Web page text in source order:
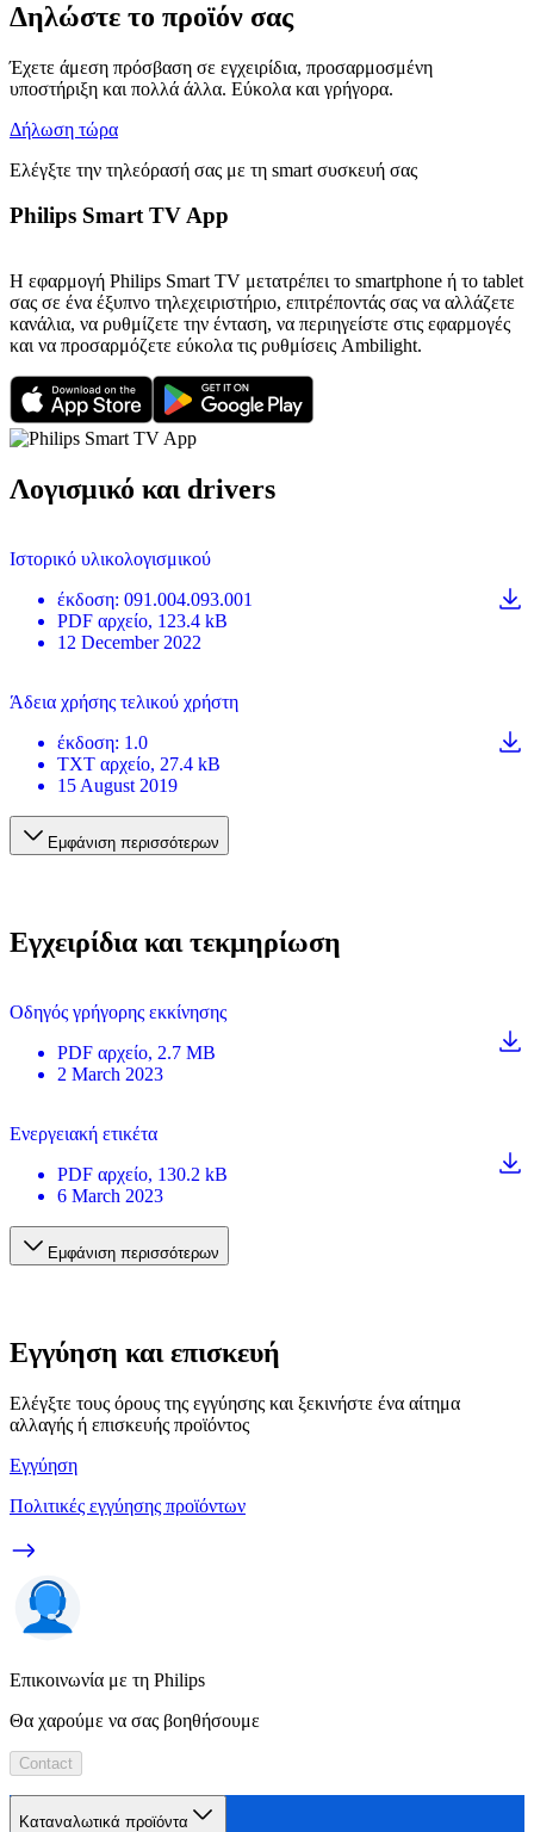
Δηλώστε το προϊόν σας
Έχετε άμεση πρόσβαση σε εγχειρίδια, προσαρμοσμένη
υποστήριξη και πολλά άλλα. Εύκολα και γρήγορα.
Δήλωση τώρα
Ελέγξτε την τηλεόρασή σας με τη smart συσκευή σας
Philips Smart TV App
Η εφαρμογή Philips Smart TV μετατρέπει το smartphone ή το tablet
σας σε ένα έξυπνο τηλεχειριστήριο, επιτρέποντάς σας να αλλάζετε
κανάλια, να ρυθμίζετε την ένταση, να περιηγείστε στις εφαρμογές
και να προσαρμόζετε εύκολα τις ρυθμίσεις Ambilight.
Λογισμικό και drivers
Ιστορικό υλικολογισμικού
έκδοση: 091.004.093.001
PDF αρχείο, 123.4 kB
12 December 2022
Άδεια χρήσης τελικού χρήστη
έκδοση: 1.0
TXT αρχείο, 27.4 kB
15 August 2019
Εμφάνιση περισσότερων
Εγχειρίδια και τεκμηρίωση
Οδηγός γρήγορης εκκίνησης
PDF αρχείο, 2.7 MB
2 March 2023
Ενεργειακή ετικέτα
PDF αρχείο, 130.2 kB
6 March 2023
Εμφάνιση περισσότερων
Εγγύηση και επισκευή
Ελέγξτε τους όρους της εγγύησης και ξεκινήστε ένα αίτημα
αλλαγής ή επισκευής προϊόντος
Εγγύηση
Πολιτικές εγγύησης προϊόντων
Επικοινωνία με τη Philips
Θα χαρούμε να σας βοηθήσουμε
Contact
Καταναλωτικά προϊόντα